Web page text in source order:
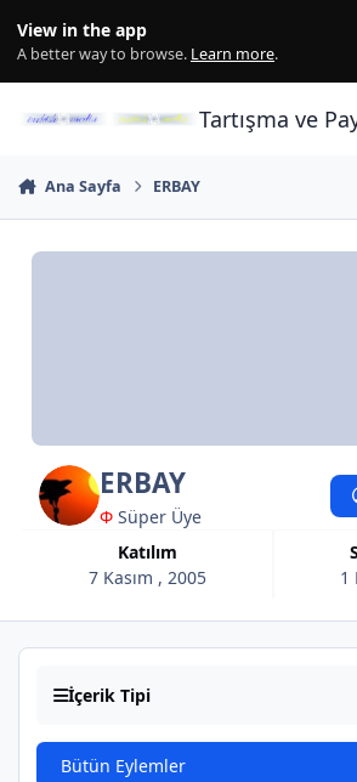
View in the app
A better way to browse. Learn more.
Tartışma ve
Ana Sayfa ERBAY
ERBAY
Φ Süper Üye
Katılım
7 Kasım , 2005
1
İçerik Tipi
Bütün Eylemler